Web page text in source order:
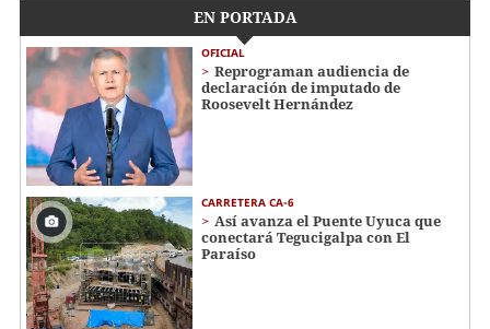
EN PORTADA
OFICIAL
Reprograman audiencia de
declaración de imputado de
Roosevelt Hernández
CARRETERA CA-6
Así avanza el Puente Uyuca que
conectará Tegucigalpa con El
Paraíso